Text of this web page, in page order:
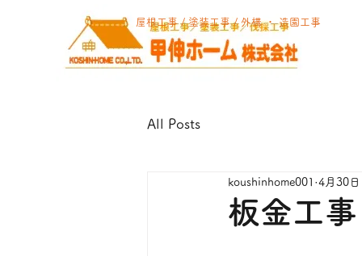
屋根工事 / 塗装工事 / 外構 ・ 造園工事
All Posts
板金工
koushinhome001 4月30日